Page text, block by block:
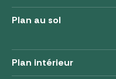
Plan au sol
Plan intérieur